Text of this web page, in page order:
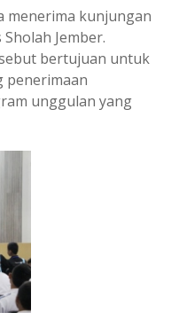
menerima kunjungan
Jember.
bertujuan untuk
penerimaan
unggulan yang